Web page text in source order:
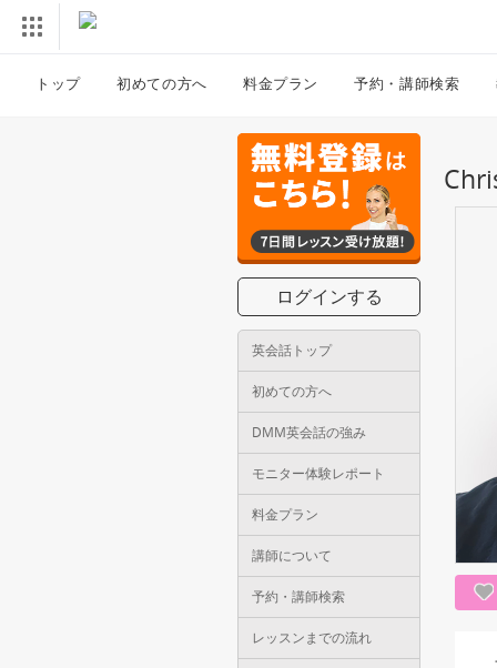
トップ 初めての方へ 料金プラン 予約・講師検索
ログインする
英会話トップ
初めての方へ
DMM英会話の強み
モニター体験レポート
料金プラン
講師について
予約・講師検索
レッスンまでの流れ